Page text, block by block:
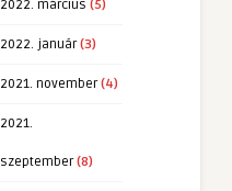
2022. március (5)
2022. január(3)
2021. november(4)
2021.
szeptember(8)